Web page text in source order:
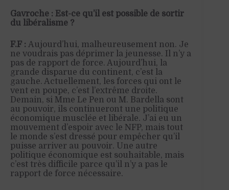
Gavroche : Est-ce qu’il est possible de sortir
du libéralisme ?
F.F : Aujourd’hui, malheureusement non. Je
ne voudrais pas déprimer la jeunesse. Il n’y a
pas de rapport de force. Aujourd’hui, la
grande disparue du continent, c’est la
gauche. Actuellement, les forces qui ont le
vent en poupe, c’est l’extrême droite.
Demain, si Mme Le Pen ou M. Bardella sont
au pouvoir, ils continueront une politique
économique musclée et libérale. J’ai eu un
mouvement d’espoir avec le NFP, mais tout
le monde s’est dressé pour empêcher qu’il
puisse arriver au pouvoir. Une autre
politique économique est souhaitable, mais
c’est très difficile parce qu’il n’y a pas le
rapport de force nécessaire.